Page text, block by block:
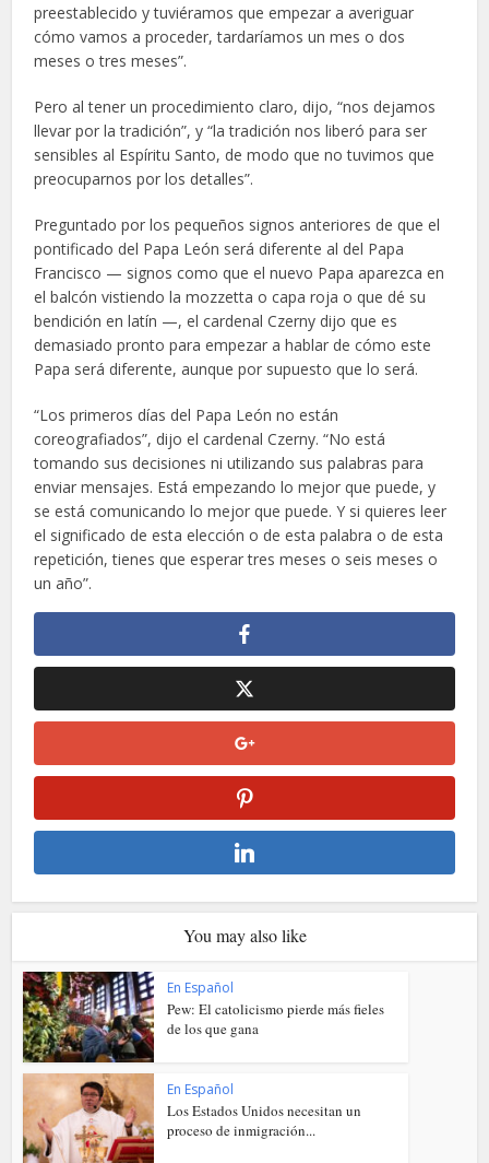
preestablecido y tuviéramos que empezar a averiguar
cómo vamos a proceder, tardaríamos un mes o dos
meses o tres meses”.
Pero al tener un procedimiento claro, dijo, “nos dejamos
llevar por la tradición”, y “la tradición nos liberó para ser
sensibles al Espíritu Santo, de modo que no tuvimos que
preocuparnos por los detalles”.
Preguntado por los pequeños signos anteriores de que el
pontificado del Papa León será diferente al del Papa
Francisco — signos como que el nuevo Papa aparezca en
el balcón vistiendo la mozzetta o capa roja o que dé su
bendición en latín —, el cardenal Czerny dijo que es
demasiado pronto para empezar a hablar de cómo este
Papa será diferente, aunque por supuesto que lo será.
“Los primeros días del Papa León no están
coreografiados”, dijo el cardenal Czerny. “No está
tomando sus decisiones ni utilizando sus palabras para
enviar mensajes. Está empezando lo mejor que puede, y
se está comunicando lo mejor que puede. Y si quieres leer
el significado de esta elección o de esta palabra o de esta
repetición, tienes que esperar tres meses o seis meses o
un año”.
You may also like
En Español
Pew: El catolicismo pierde más fieles
de los que gana
En Español
Los Estados Unidos necesitan un
proceso de inmigración...